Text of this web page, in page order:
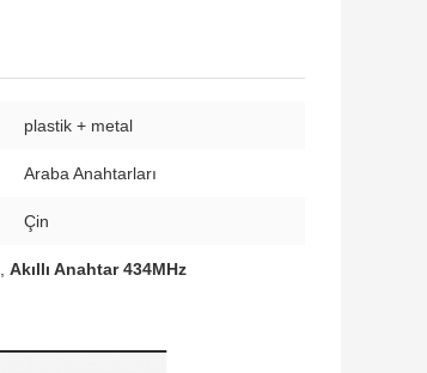
plastik + metal
Araba Anahtarları
Çin
, Akıllı Anahtar 434MHz